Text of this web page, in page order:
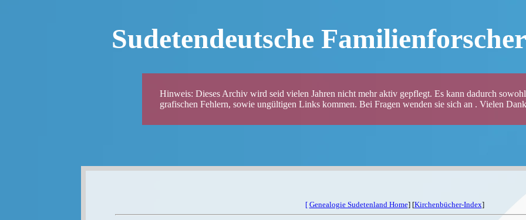
Sudetendeutsche
Hinweis: Dieses Archiv wird seid vielen Jahren nicht mehr aktiv gepflegt. Es kann dadurch
grafischen Fehlern, sowie ungültigen Links kommen. Bei Fragen wenden sie sich an . Vielen
[ Genealogie Sudetenland Home] [Kirchenbücher-Index]